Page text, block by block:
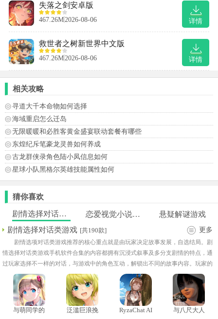
详情
失落之剑安卓版
467.26M 2026-08-06
详情
救世者之树新世界中文版
467.26M 2026-08-06
相关攻略
寻道大千本命物如何选择
海域重启怎么迁岛
无限暖暖和必胜客黄金盛宴联动套餐有哪些
东煌纪斥笔豪龙灵兽如何养成
古龙群侠录角色陆小凤信息如何
星球小队黑格尔英雄技能属性如何
猜你喜欢
剧情选择对话类游戏 恋爱视觉小说手游
悬疑解谜游戏
剧情选择对话类游戏 [共190款] 更多
剧情选项对话类游戏推荐的核心重点就是由玩家决定故事发展，自选结局。剧
情选择对话类游戏手机软件合集的内容都拥有沉浸式叙事及多分支剧情的特点，通
过玩家选择不一样的对话，与游戏中的角色互动，解锁出不同的故事内容。玩家的
每一个选择都会影人物关系、剧情走向甚至解决的设定，是个可以让玩家感受高自
由度体验感的游戏类别。选择对话的剧情游戏大全中，有的游戏还设有隐藏结局或
彩蛋，随着玩家选择去开启，这也增加了多周目玩法的乐趣。大全中涵盖的题材类
型多，有浪漫恋爱、也有烧脑解谜或温馨治愈的，每次游戏都让玩家宛如化身故事
与萌同学的
泛滥巨浪挽
RyzaChat AI
与八尺大人